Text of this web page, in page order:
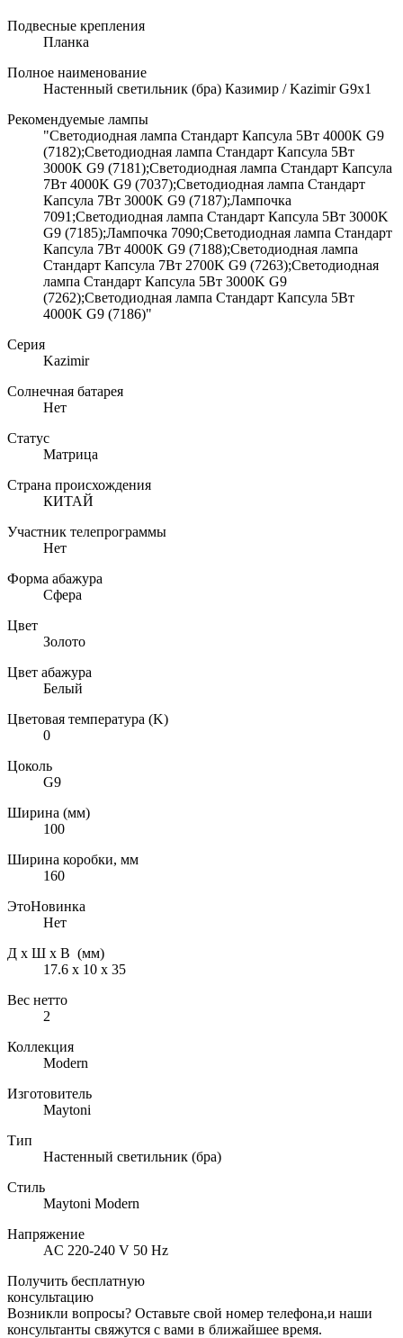
Подвесные крепления
Планка
Полное наименование
Настенный светильник (бра) Казимир / Kazimir G9х1
Рекомендуемые лампы
"Светодиодная лампа Стандарт Капсула 5Вт 4000K G9
(7182);Светодиодная лампа Стандарт Капсула 5Вт
3000K G9 (7181);Светодиодная лампа Стандарт Капсула
7Вт 4000K G9 (7037);Светодиодная лампа Стандарт
Капсула 7Вт 3000K G9 (7187);Лампочка
7091;Светодиодная лампа Стандарт Капсула 5Вт 3000K
G9 (7185);Лампочка 7090;Светодиодная лампа Стандарт
Капсула 7Вт 4000K G9 (7188);Светодиодная лампа
Стандарт Капсула 7Вт 2700K G9 (7263);Светодиодная
лампа Стандарт Капсула 5Вт 3000K G9
(7262);Светодиодная лампа Стандарт Капсула 5Вт
4000K G9 (7186)"
Серия
Kazimir
Солнечная батарея
Нет
Статус
Матрица
Страна происхождения
КИТАЙ
Участник телепрограммы
Нет
Форма абажура
Сфера
Цвет
Золото
Цвет абажура
Белый
Цветовая температура (K)
0
Цоколь
G9
Ширина (мм)
100
Ширина коробки, мм
160
ЭтоНовинка
Нет
Д х Ш х В (мм)
17.6 х 10 х 35
Вес нетто
2
Коллекция
Modern
Изготовитель
Maytoni
Тип
Настенный светильник (бра)
Стиль
Maytoni Modern
Напряжение
AC 220-240 V 50 Hz
Получить бесплатную
консультацию
Возникли вопросы? Оставьте свой номер телефона,и наши
консультанты свяжутся с вами в ближайшее время.